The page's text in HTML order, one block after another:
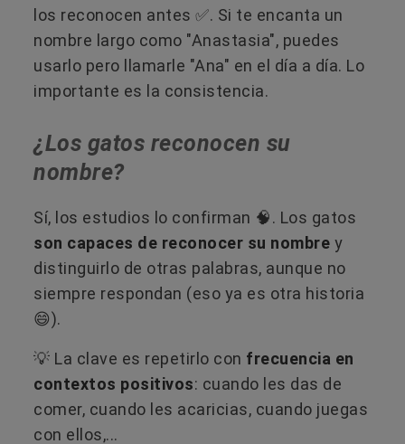
los reconocen antes ✅. Si te encanta un
nombre largo como "Anastasia", puedes
usarlo pero llamarle "Ana" en el día a día. Lo
importante es la consistencia.
¿Los gatos reconocen su
nombre?
Sí, los estudios lo confirman 🧠. Los gatos
son capaces de reconocer su nombre y
distinguirlo de otras palabras, aunque no
siempre respondan (eso ya es otra historia
😄).
💡 La clave es repetirlo con frecuencia en
contextos positivos: cuando les das de
comer, cuando les acaricias, cuando juegas
con ellos,...